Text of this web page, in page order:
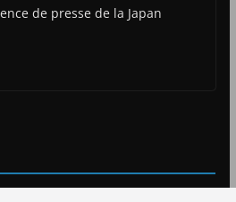
de presse de la Japan